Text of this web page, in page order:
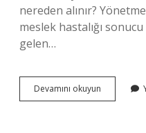
nereden alınır?
meslek hastalığı
gelen…
Devamını okuyun
Hastalığı